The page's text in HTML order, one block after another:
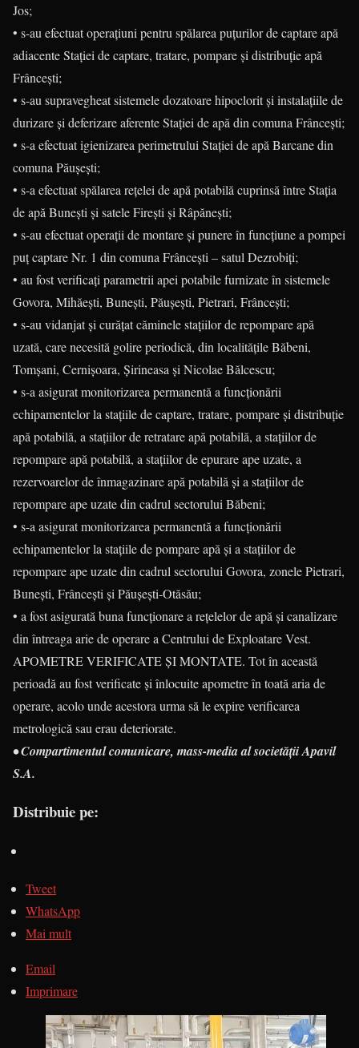
Jos;
• s-au efectuat operațiuni pentru spălarea puțurilor de captare apă
adiacente Stației de captare, tratare, pompare și distribuție apă
Frâncești;
• s-au supravegheat sistemele dozatoare hipoclorit și instalațiile de
durizare și deferizare aferente Stației de apă din comuna Frâncești;
• s-a efectuat igienizarea perimetrului Stației de apă Barcane din
comuna Păușești;
• s-a efectuat spălarea rețelei de apă potabilă cuprinsă între Stația
de apă Bunești și satele Firești și Râpănești;
• s-au efectuat operații de montare și punere în funcțiune a pompei
puț captare Nr. 1 din comuna Frâncești – satul Dezrobiți;
• au fost verificați parametrii apei potabile furnizate în sistemele
Govora, Mihăești, Bunești, Păușești, Pietrari, Frâncești;
• s-au vidanjat și curățat căminele stațiilor de repompare apă
uzată, care necesită golire periodică, din localitățile Băbeni,
Tomșani, Cernișoara, Șirineasa și Nicolae Bălcescu;
• s-a asigurat monitorizarea permanentă a funcționării
echipamentelor la stațiile de captare, tratare, pompare și distribuție
apă potabilă, a stațiilor de retratare apă potabilă, a stațiilor de
repompare apă potabilă, a stațiilor de epurare ape uzate, a
rezervoarelor de înmagazinare apă potabilă și a stațiilor de
repompare ape uzate din cadrul sectorului Băbeni;
• s-a asigurat monitorizarea permanentă a funcționării
echipamentelor la stațiile de pompare apă și a stațiilor de
repompare ape uzate din cadrul sectorului Govora, zonele Pietrari,
Bunești, Frâncești și Păușești-Otăsău;
• a fost asigurată buna funcționare a rețelelor de apă și canalizare
din întreaga arie de operare a Centrului de Exploatare Vest.
APOMETRE VERIFICATE ȘI MONTATE. Tot în această
perioadă au fost verificate şi înlocuite apometre în toată aria de
operare, acolo unde acestora urma să le expire verificarea
metrologică sau erau deteriorate.
•Compartimentul comunicare, mass-media al societății Apavil
S.A.
Distribuie pe:
Tweet
WhatsApp
Mai mult
Email
Imprimare